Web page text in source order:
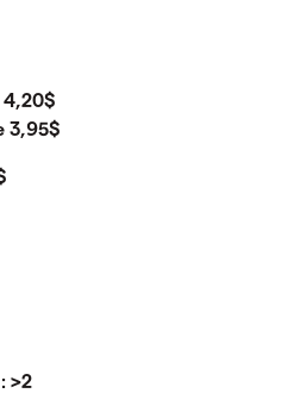
4,20$
3,95$
>2